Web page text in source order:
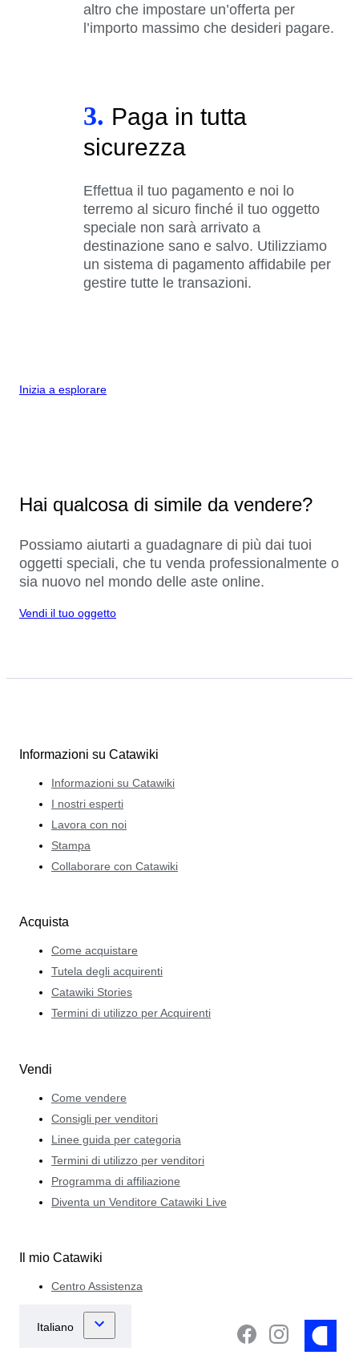
altro che impostare un’offerta per
l’importo massimo che desideri pagare.
3. Paga in tutta
sicurezza
Effettua il tuo pagamento e noi lo
terremo al sicuro finché il tuo oggetto
speciale non sarà arrivato a
destinazione sano e salvo. Utilizziamo
un sistema di pagamento affidabile per
gestire tutte le transazioni.
Inizia a esplorare
Hai qualcosa di simile da vendere?
Possiamo aiutarti a guadagnare di più dai tuoi
oggetti speciali, che tu venda professionalmente o
sia nuovo nel mondo delle aste online.
Vendi il tuo oggetto
Informazioni su Catawiki
Informazioni su Catawiki
I nostri esperti
Lavora con noi
Stampa
Collaborare con Catawiki
Acquista
Come acquistare
Tutela degli acquirenti
Catawiki Stories
Termini di utilizzo per Acquirenti
Vendi
Come vendere
Consigli per venditori
Linee guida per categoria
Termini di utilizzo per venditori
Programma di affiliazione
Diventa un Venditore Catawiki Live
Il mio Catawiki
Centro Assistenza